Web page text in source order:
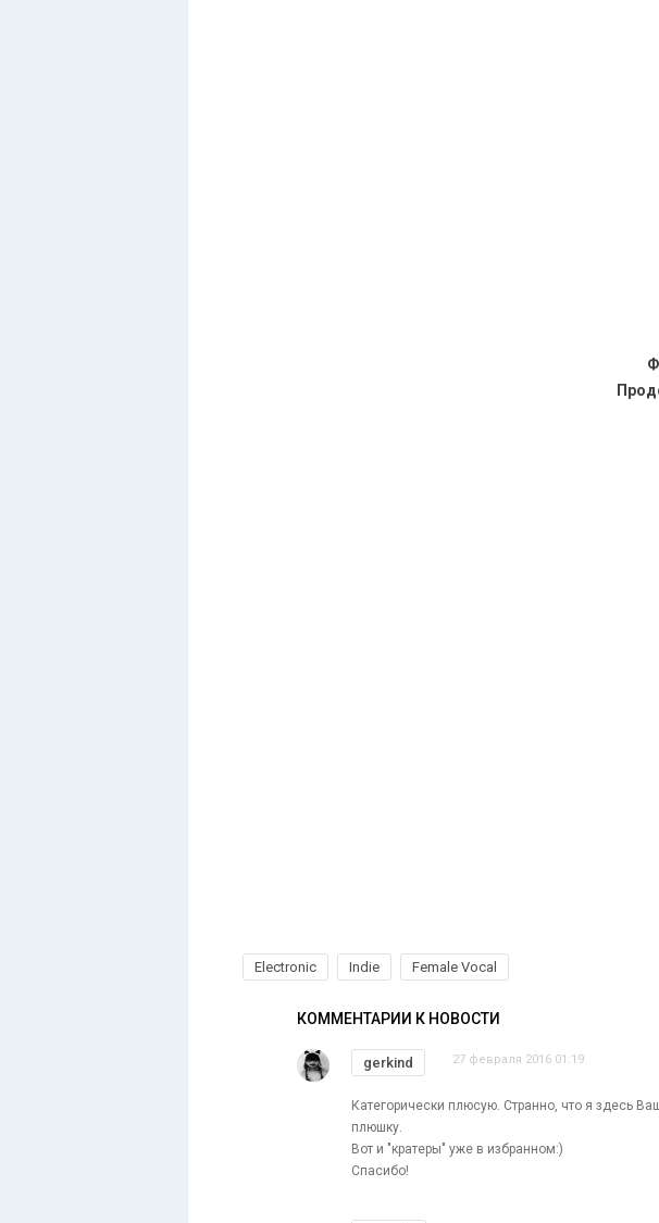
Electronic Indie Female Vocal
КОММЕНТАРИИ К НОВОСТИ
gerkind 27 февраля 2016 01:19
Категорически плюсую. Странно, что я здесь
плюшку.
Вот и "кратеры" уже в избранном:)
Спасибо!